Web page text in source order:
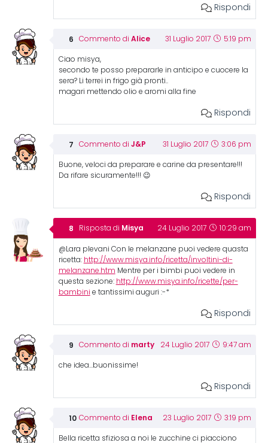
Rispondi
Commento di Alice 31 Luglio 2017 5:19 pm
Ciao misya,
secondo te posso prepararle in anticipo e cuocere la
sera? Li terrei in frigo già pronti..
magari mettendo olio e aromi alla fine
Rispondi
Commento di J&P 31 Luglio 2017 3:06 pm
Buone, veloci da preparare e carine da presentare!!!
Da rifare sicuramente!!! 😉
Rispondi
Risposta di Misya 24 Luglio 2017 10:29 am
@Lara plevani Con le melanzane puoi vedere quasta
ricetta: http://www.misya.info/ricetta/involtini-di-
melanzane.htm Mentre per i bimbi puoi vedere in
questa sezione: http://www.misya.info/ricette/per-
bambini e tantissimi auguri :-*
Rispondi
Commento di marty 24 Luglio 2017 9:47 am
che idea…buonissime!
Rispondi
Commento di Elena 23 Luglio 2017 3:19 pm
Bella ricetta sfiziosa a noi le zucchine ci piacciono